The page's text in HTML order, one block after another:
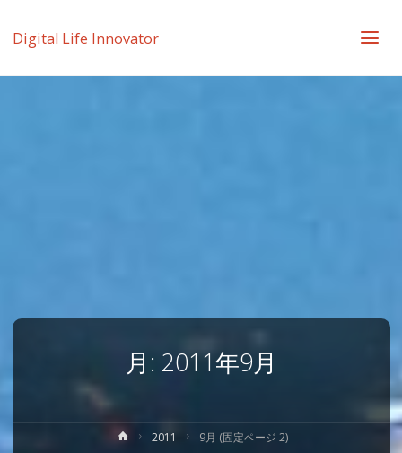
Digital Life Innovator
月: 2011年9月
ホ
2011 9月 (固定ページ 2)